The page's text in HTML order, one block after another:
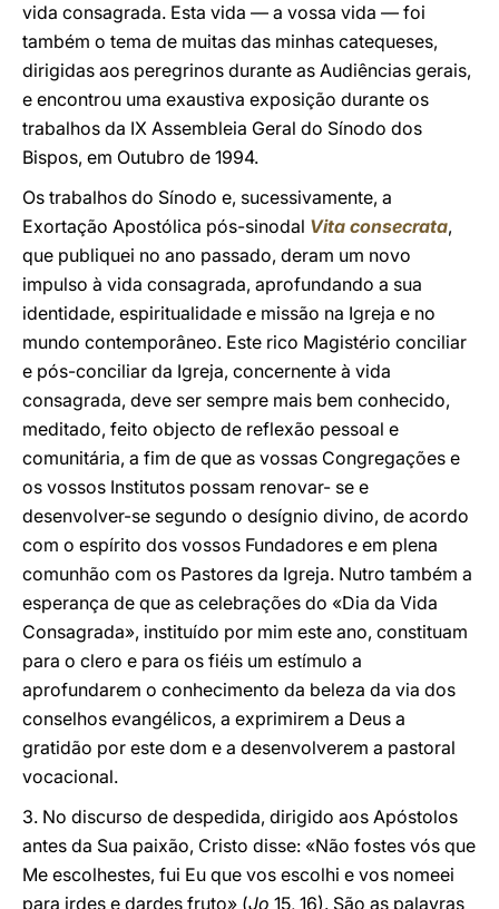
vida consagrada. Esta vida — a vossa vida — foi
também o tema de muitas das minhas catequeses,
dirigidas aos peregrinos durante as Audiências gerais,
e encontrou uma exaustiva exposição durante os
trabalhos da IX Assembleia Geral do Sínodo dos
Bispos, em Outubro de 1994.
Os trabalhos do Sínodo e, sucessivamente, a
Exortação Apostólica pós-sinodal Vita consecrata,
que publiquei no ano passado, deram um novo
impulso à vida consagrada, aprofundando a sua
identidade, espiritualidade e missão na Igreja e no
mundo contemporâneo. Este rico Magistério conciliar
e pós-conciliar da Igreja, concernente à vida
consagrada, deve ser sempre mais bem conhecido,
meditado, feito objecto de reflexão pessoal e
comunitária, a fim de que as vossas Congregações e
os vossos Institutos possam renovar- se e
desenvolver-se segundo o desígnio divino, de acordo
com o espírito dos vossos Fundadores e em plena
comunhão com os Pastores da Igreja. Nutro também a
esperança de que as celebrações do «Dia da Vida
Consagrada», instituído por mim este ano, constituam
para o clero e para os fiéis um estímulo a
aprofundarem o conhecimento da beleza da via dos
conselhos evangélicos, a exprimirem a Deus a
gratidão por este dom e a desenvolverem a pastoral
vocacional.
3. No discurso de despedida, dirigido aos Apóstolos
antes da Sua paixão, Cristo disse: «Não fostes vós que
Me escolhestes, fui Eu que vos escolhi e vos nomeei
para irdes e dardes fruto» (Jo 15, 16). São as palavras